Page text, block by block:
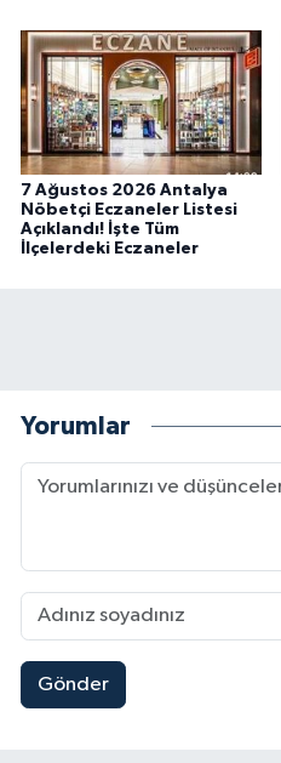
7 Ağustos 2026 Antalya
Nöbetçi Eczaneler Listesi
Açıklandı! İşte Tüm
İlçelerdeki Eczaneler
Yorumlar
Gönder